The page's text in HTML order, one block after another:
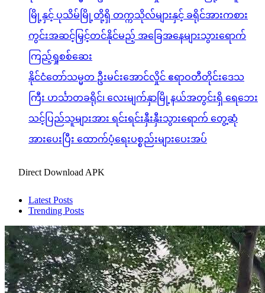
မြို့နှင့် ပုသိမ်မြို့တို့ရှိ တက္ကသိုလ်များနှင့် ခရိုင်အားကစား
ကွင်းအဆင့်မြှင့်တင်နိုင်မည့် အခြေအနေများသွားရောက်
ကြည့်ရှုစစ်ဆေး
နိုင်ငံတော်သမ္မတ ဦးမင်းအောင်လှိုင် ဧရာဝတီတိုင်းဒေသ
ကြီး ဟင်္သာတခရိုင်၊ လေးမျက်နှာမြို့နယ်အတွင်းရှိ ရေဘေး
သင့်ပြည်သူများအား ရင်းရင်းနှီးနှီးသွားရောက် တွေ့ဆုံ
အားပေးပြီး ထောက်ပံ့ရေးပစ္စည်းများပေးအပ်
Direct Download APK
Latest Posts
Trending Posts